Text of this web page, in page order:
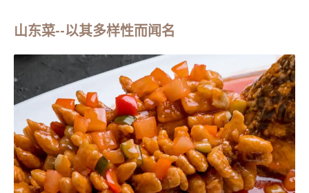
山东菜--以其多样性而闻名